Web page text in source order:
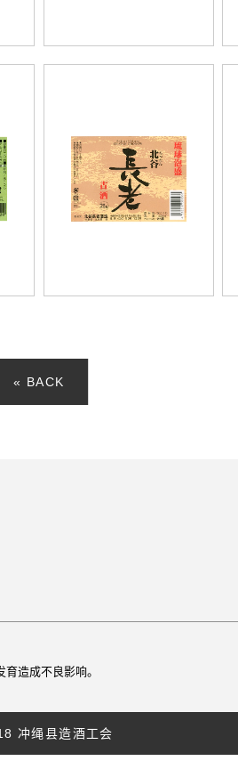
« BACK
造成不良影响。
冲绳县造酒工会